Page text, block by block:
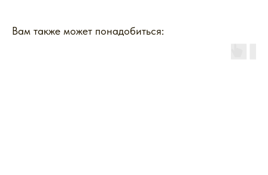
Вам также может понадобиться: